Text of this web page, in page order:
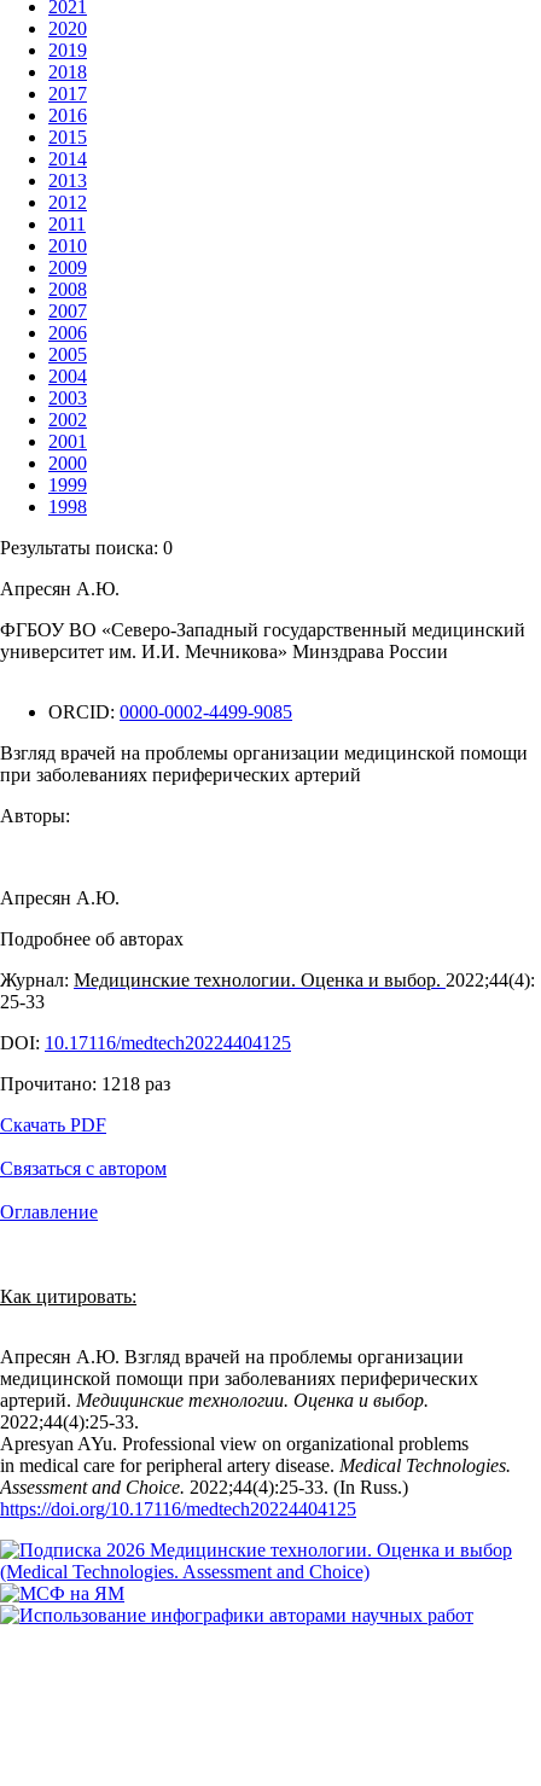
2021
2020
2019
2018
2017
2016
2015
2014
2013
2012
2011
2010
2009
2008
2007
2006
2005
2004
2003
2002
2001
2000
1999
1998
Результаты поиска: 0
Апресян А.Ю.
ФГБОУ ВО «Северо-Западный государственный медицинский
университет им. И.И. Мечникова» Минздрава России
ORCID: 0000-0002-4499-9085
Взгляд врачей на проблемы организации медицинской помощи
при заболеваниях периферических артерий
Авторы:
Апресян А.Ю.
Подробнее об авторах
Журнал: Медицинские технологии. Оценка и выбор. 2022;44(4):
25‑33
DOI: 10.17116/medtech20224404125
Прочитано: 1218 раз
Скачать PDF
Связаться с автором
Оглавление
Как цитировать:
Апресян А.Ю. Взгляд врачей на проблемы организации
медицинской помощи при заболеваниях периферических
артерий. Медицинские технологии. Оценка и выбор.
2022;44(4):25‑33.
Apresyan AYu. Professional view on organizational problems
in medical care for peripheral artery disease. Medical Technologies.
Assessment and Choice. 2022;44(4):25‑33. (In Russ.)
https://doi.org/10.17116/medtech20224404125